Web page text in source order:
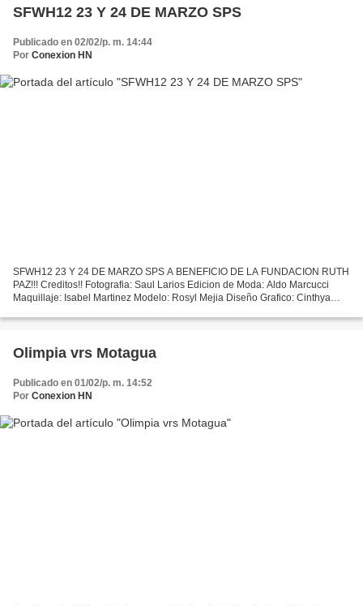
SFWH12 23 Y 24 DE MARZO SPS
Publicado en 02/02/p. m. 14:44
Por Conexion HN
SFWH12 23 Y 24 DE MARZO SPS A BENEFICIO DE LA FUNDACION RUTH
PAZ!!! Creditos!! Fotografia: Saul Larios Edicion de Moda: Aldo Marcucci
Maquillaje: Isabel Martinez Modelo: Rosyl Mejia Diseño Grafico: Cinthya
Olimpia vrs Motagua
Publicado en 01/02/p. m. 14:52
Por Conexion HN